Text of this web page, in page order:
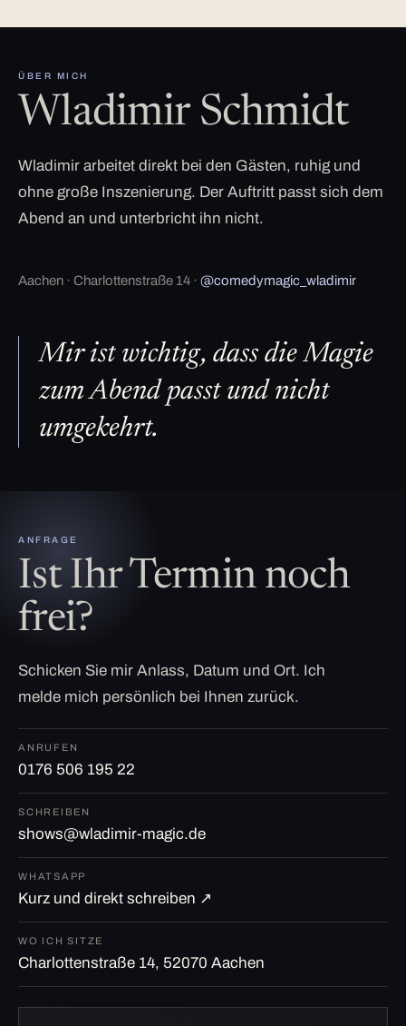
ÜBER MICH
Wladimir Schmidt
Wladimir arbeitet direkt bei den Gästen, ruhig und
ohne große Inszenierung. Der Auftritt passt sich dem
Abend an und unterbricht ihn nicht.
Aachen · Charlottenstraße 14 · @comedymagic_wladimir
Mir ist wichtig, dass die Magie
zum Abend passt und nicht
umgekehrt.
ANFRAGE
Ist Ihr Termin noch
frei?
Schicken Sie mir Anlass, Datum und Ort. Ich
melde mich persönlich bei Ihnen zurück.
ANRUFEN
0176 506 195 22
SCHREIBEN
shows@wladimir-magic.de
WHATSAPP
Kurz und direkt schreiben ↗
WO ICH SITZE
Charlottenstraße 14, 52070 Aachen